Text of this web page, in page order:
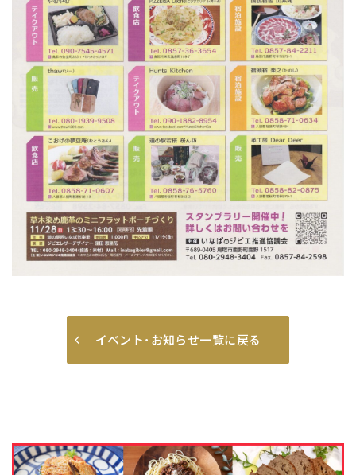
イベント･お知らせ一覧に戻る